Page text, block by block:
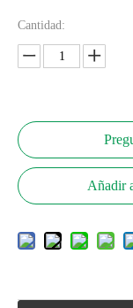
Cantidad:
Añadir